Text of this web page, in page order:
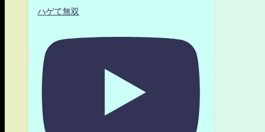
ハゲて無双